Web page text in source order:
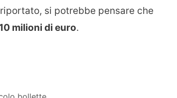
si potrebbe pensare che
10 milioni di euro.